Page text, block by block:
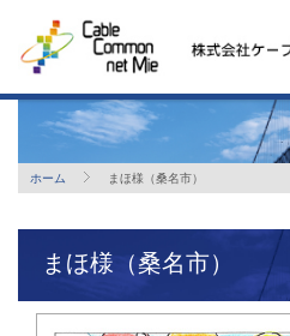
ホーム まほ様（桑名市）
まほ様（桑名市）